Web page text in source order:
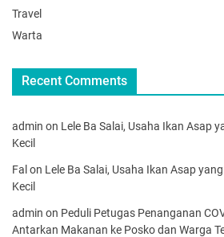
Travel
Warta
Recent Comments
admin on Lele Ba Salai, Usaha Ikan Asap
Kecil
Fal on Lele Ba Salai, Usaha Ikan Asap
Kecil
admin on Peduli Petugas Penanganan
Antarkan Makanan ke Posko dan Warga